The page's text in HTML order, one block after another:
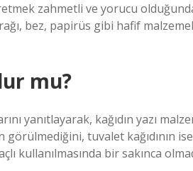
zahmetli ve yorucu
bez, papirüs gibi hafif
mu?
yanıtlayarak, kağıdın yazı
tuvalet kağıdının
kullanılmasında bir sakınca